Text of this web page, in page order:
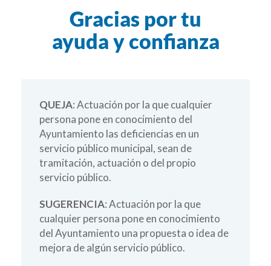
Gracias por tu
ayuda y confianza
QUEJA: Actuación por la que cualquier
persona pone en conocimiento del
Ayuntamiento las deficiencias en un
servicio público municipal, sean de
tramitación, actuación o del propio
servicio público.
SUGERENCIA: Actuación por la que
cualquier persona pone en conocimiento
del Ayuntamiento una propuesta o idea de
mejora de algún servicio público.